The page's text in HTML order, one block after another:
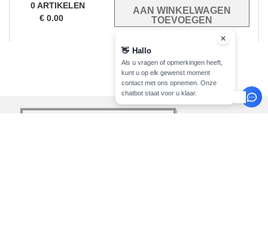
0ARTIKELEN
€ 0.00
👋 Hallo
Als u vragen of opmerkingen heeft,
kunt u op elk gewenst moment
contact met ons opnemen. Onze
chatbot staat voor u klaar.